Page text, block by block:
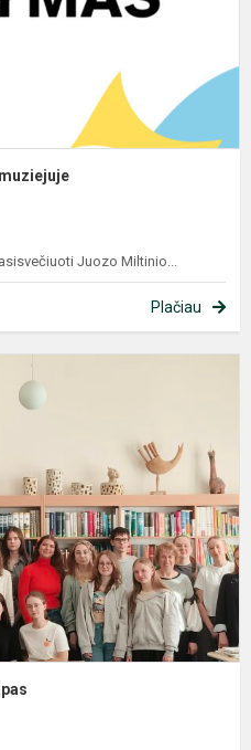
Juozo Miltinio...
Plačiau